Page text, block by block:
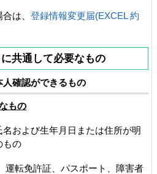
は、 登録情報変更届(EXCEL 約
共通して必要なもの
確認ができるもの
もの
および生年月日または住所が明
もの
転免許証、パスポート、障害者